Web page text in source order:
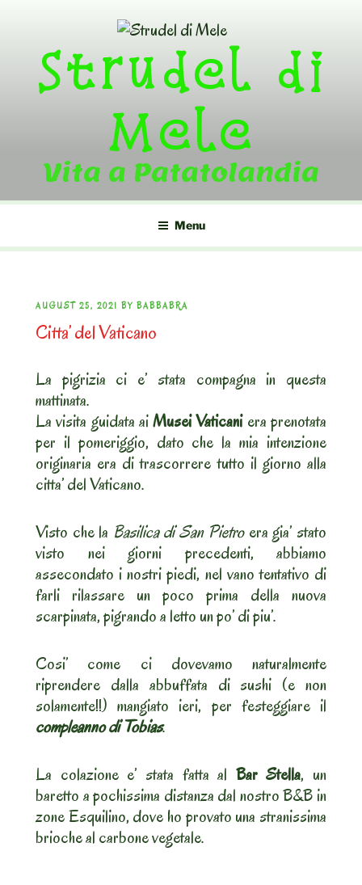
contentStrudel di
Mele
Vita a Patatolandia
Menu
POSTED
ON
AUGUST 25, 2021 BY BABBABRA
Citta’ del Vaticano
La pigrizia ci e’ stata compagna in questa
mattinata.
La visita guidata aiMusei Vaticaniera prenotata
per il pomeriggio, dato che la mia intenzione
originaria era di trascorrere tutto il giorno alla
citta’ del Vaticano.
Visto che la Basilica di San Pietroera gia’ stato
visto nei giorni precedenti, abbiamo
assecondato i nostri piedi, nel vano tentativo di
farli rilassare un poco prima della nuova
scarpinata, pigrando a letto un po’ di piu’.
Cosi’ come ci dovevamo naturalmente
riprendere dalla abbuffata di sushi (e non
solamente!!) mangiato ieri, per festeggiare il
compleanno di Tobias.
La colazione e’ stata fatta al Bar Stella, un
baretto a pochissima distanza dal nostro B&B in
zone Esquilino, dove ho provato una stranissima
brioche al carbone vegetale.